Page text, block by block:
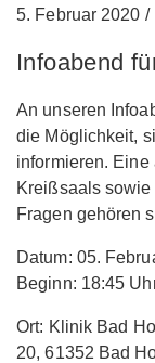
5. Februar 2020 /
Infoabend
An unseren
die Möglichkeit,
informieren.
Kreißsaals
Fragen gehören
Datum: 05.
Beginn: 18:45
Ort: Klinik Bad
20, 61352 Bad